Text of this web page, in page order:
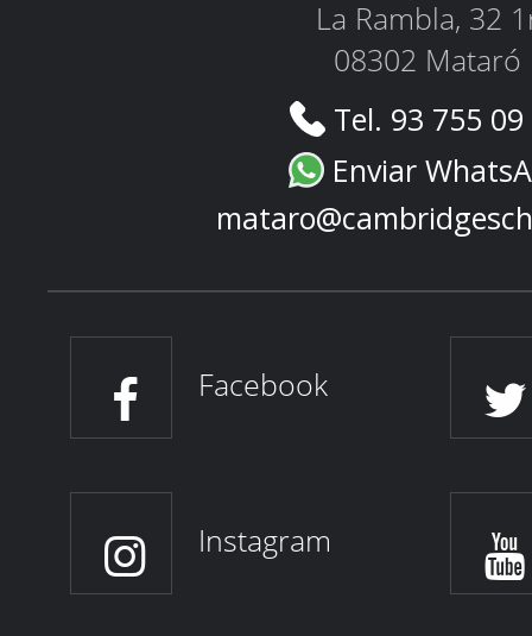
La Rambla, 32
08302 Mataró
Tel. 93 755
Enviar
Facebook
Instagram